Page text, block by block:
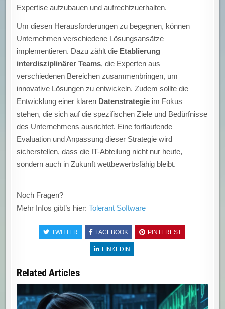
Expertise aufzubauen und aufrechtzuerhalten.
Um diesen Herausforderungen zu begegnen, können
Unternehmen verschiedene Lösungsansätze
implementieren. Dazu zählt die Etablierung
interdisziplinärer Teams, die Experten aus
verschiedenen Bereichen zusammenbringen, um
innovative Lösungen zu entwickeln. Zudem sollte die
Entwicklung einer klaren Datenstrategie im Fokus
stehen, die sich auf die spezifischen Ziele und Bedürfnisse
des Unternehmens ausrichtet. Eine fortlaufende
Evaluation und Anpassung dieser Strategie wird
sicherstellen, dass die IT-Abteilung nicht nur heute,
sondern auch in Zukunft wettbewerbsfähig bleibt.
–
Noch Fragen?
Mehr Infos gibt’s hier:Tolerant Software
TWITTER FACEBOOK PINTEREST
LINKEDIN
Related Articles